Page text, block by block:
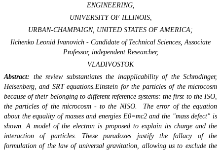
ENGINEERING,
UNIVERSITY OF ILLINOIS,
URBAN-CHAMPAIGN, UNITED STATES OF AMERICA;
Ilchenko Leonid Ivanovich - Candidate of Technical Sciences, Associate
Professor, independent Researcher,
VLADIVOSTOK
Аbstract: the review substantiates the inapplicability of the Schrodinger,
Heisenberg, and SRT equations.Einstein for the particles of the microcosm
because of their belonging to different reference systems: the first to the ISO,
the particles of the microcosm - to the NISO. The error of the equation
about the equality of masses and energies E0=mc2 and the "mass defect" is
shown. A model of the electron is proposed to explain its charge and the
interaction of particles. These paradoxes justify the fallacy of the
formulation of the law of universal gravitation, allowing us to exclude the